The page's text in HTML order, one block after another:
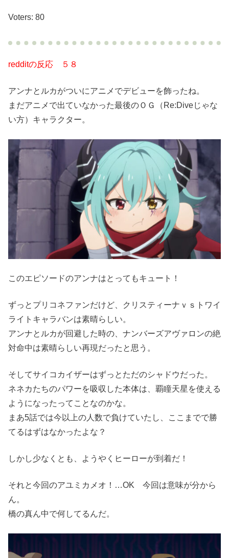
Voters: 80
redditの反応 ５８
アンナとルカがついにアニメでデビューを飾ったね。
まだアニメで出ていなかった最後のＯＧ（Re:Diveじゃな
い方）キャラクター。
このエピソードのアンナはとってもキュート！
ずっとプリコネファンだけど、クリスティーナｖｓトワイ
ライトキャラバンは素晴らしい。
アンナとルカが回避した時の、ナンバーズアヴァロンの絶
対命中は素晴らしい再現だったと思う。
そしてサイコカイザーはずっとただのシャドウだった。
ネネカたちのパワーを吸収した本体は、覇瞳天星を使える
ようになったってことなのかな。
まあ5話では今以上の人数で負けていたし、ここまでで勝
てるはずはなかったよな？
しかし少なくとも、ようやくヒーローが到着だ！
それと今回のアユミカメオ！…OK 今回は意味が分から
ん。
橋の真ん中で何してるんだ。